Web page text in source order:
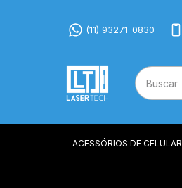
(11) 93271-0830
ACESSÓRIOS DE CELULAR